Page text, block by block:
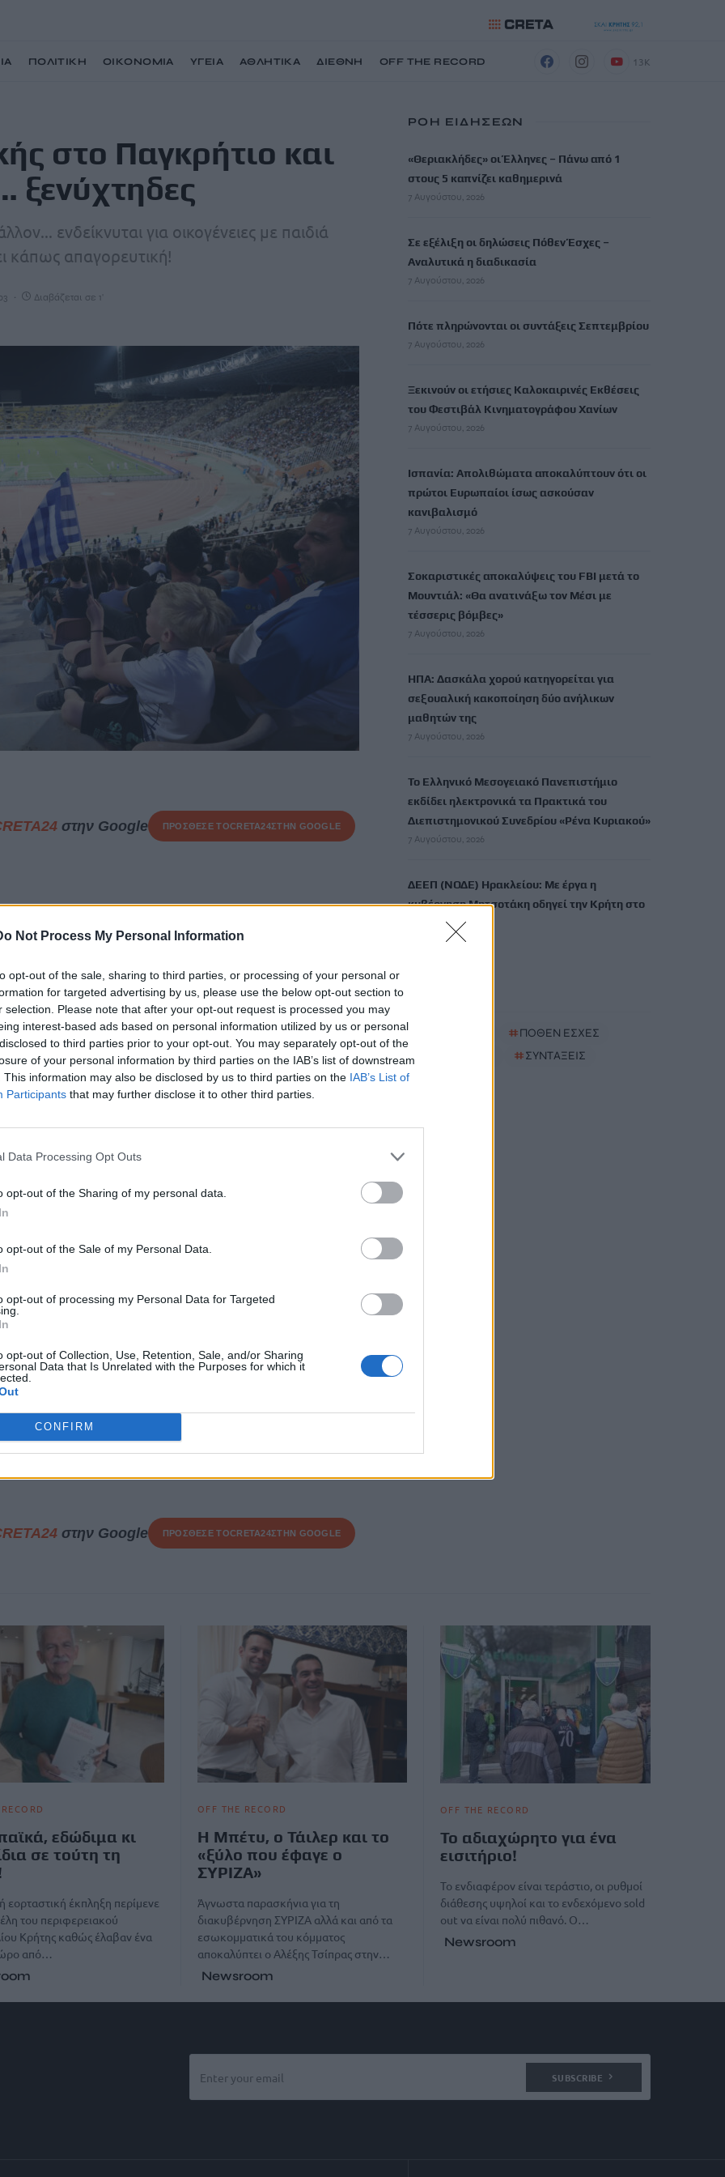
Not Process My Personal Information
opt-out of the sale, sharing to third parties, or processing of your personal or
for targeted advertising by us, please use the below opt-out section to
selection. Please note that after your opt-out request is processed you may
interest-based ads based on personal information utilized by us or personal
to third parties prior to your opt-out. You may separately opt-out of the
of your personal information by third parties on the IAB’s list of downstream
This information may also be disclosed by us to third parties on the IAB’s List of
Participants that may further disclose it to other third parties.
Data Processing Opt Outs
opt-out of the Sharing of my personal data.
opt-out of the Sale of my Personal Data.
opt-out of processing my Personal Data for Targeted
opt-out of Collection, Use, Retention, Sale, and/or Sharing
Data that Is Unrelated with the Purposes for which it
CONFIRM
ΠΟΛΙΤΙΚΗ ΟΙΚΟΝΟΜΙΑ ΥΓΕΙΑ ΑΘΛΗΤΙΚΑ ΔΙΕΘΝΗ OFF THE RECORD 13K
στο Παγκρήτιο και
ξενύχτηδες
ενδείκνυται για οικογένειες με παιδιά
κάπως απαγορευτική!
Διαβάζεται σε 1'
στην Google ΠΡΟΣΘΕΣΕ ΤΟCRETA24ΣΤΗΝ GOOGLE
της Εθνικής Ελλάδος στοΗράκλειο, την Κυριακή (07/06)
δεν έχει το ”βάρος” ενός σημαντικού αγώνα,
Εθνική μας απέναντι σε μια τόσο σπουδαία Εθνική ομάδα.
Παγκρήτιο, όπως συνέβη και στο παρελθόν; Άλλωστε, στην
να δουν από κοντά τόσο σπουδαία γεγονότα.
μάλλον…ενδείκνυται για οικογένειες με παιδιά όμως
ή διαδικαστικοί λόγοι που το παιχνίδι ορίστηκε για τις
ώρα μόνο ιδανική δεν μπορεί να χαρακτηριστεί.
στα μεσάνυχτα, την παραμονή μιας εργάσιμης και
για πολλούς γονείς που θα ήθελαν να βρεθούν στις
έως
Εξουθενωμένοι οι
μετανάστες που
παραλία - Δύσκολη η
τους στο Ηράκλειο
στην Google ΠΡΟΣΘΕΣΕ ΤΟCRETA24ΣΤΗΝ GOOGLE
ΡΟΗ ΕΙΔΗΣΕΩΝ
«Θεριακλήδες» οι Έλληνες – Πάνω από 1
στους 5 καπνίζει καθημερινά
7 Αυγούστου, 2026
Σε εξέλιξη οι δηλώσεις Πόθεν Έσχες –
Αναλυτικά η διαδικασία
7 Αυγούστου, 2026
Πότε πληρώνονται οι συντάξεις Σεπτεμβρίου
7 Αυγούστου, 2026
Ξεκινούν οι ετήσιες Καλοκαιρινές Εκθέσεις
του Φεστιβάλ Κινηματογράφου Χανίων
7 Αυγούστου, 2026
Ισπανία: Απολιθώματα αποκαλύπτουν ότι οι
πρώτοι Ευρωπαίοι ίσως ασκούσαν
κανιβαλισμό
7 Αυγούστου, 2026
Σοκαριστικές αποκαλύψεις του FBI μετά το
Μουντιάλ: «Θα ανατινάξω τον Μέσι με
τέσσερις βόμβες»
7 Αυγούστου, 2026
ΗΠΑ: Δασκάλα χορού κατηγορείται για
σεξουαλική κακοποίηση δύο ανήλικων
μαθητών της
7 Αυγούστου, 2026
Το Ελληνικό Μεσογειακό Πανεπιστήμιο
εκδίδει ηλεκτρονικά τα Πρακτικά του
Διεπιστημονικού Συνεδρίου «Ρένα Κυριακού»
7 Αυγούστου, 2026
ΔΕΕΠ (ΝΟΔΕ) Ηρακλείου: Με έργα η
κυβέρνηση Μητσοτάκη οδηγεί την Κρήτη στο
7 Αυγούστου, 2026
#ΠΟΘΕΝ ΕΣΧΕΣ
#ΣΥΝΤΑΞΕΙΣ
εδώδιμα κι
σε τούτη τη
εορταστική έκπληξη περίμενε
του περιφερειακού
Κρήτης καθώς έλαβαν ένα
από…
OFF THE RECORD
Η Μπέτυ, ο Τάιλερ και το
«ξύλο που έφαγε ο
ΣΥΡΙΖΑ»
Άγνωστα παρασκήνια για τη
διακυβέρνηση ΣΥΡΙΖΑ αλλά και από τα
εσωκομματικά του κόμματος
αποκαλύπτει ο Αλέξης Τσίπρας στην…
Newsroom
OFF THE RECORD
Το αδιαχώρητο για ένα
εισιτήριο!
Το ενδιαφέρον είναι τεράστιο, οι ρυθμοί
διάθεσης υψηλοί και το ενδεχόμενο sold
out να είναι πολύ πιθανό. Ο…
Newsroom
SUBSCRIBE